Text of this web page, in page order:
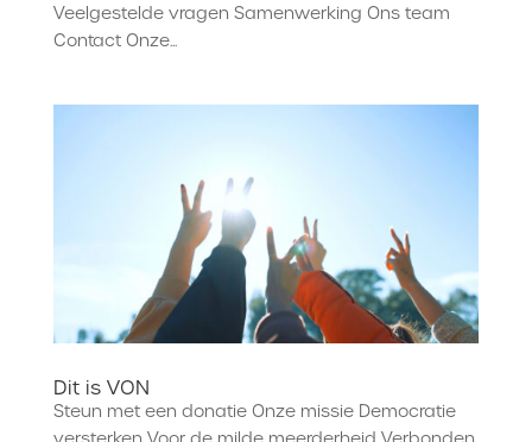
Veelgestelde vragen Samenwerking Ons team
Contact Onze...
Dit is VON
Steun met een donatie Onze missie Democratie